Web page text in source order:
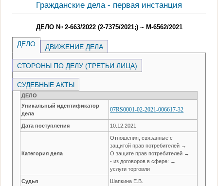
Гражданские дела - первая инстанция
ДЕЛО № 2-663/2022 (2-7375/2021;) ~ М-6562/2021
ДЕЛО ДВИЖЕНИЕ ДЕЛА
СТОРОНЫ ПО ДЕЛУ (ТРЕТЬИ ЛИЦА)
СУДЕБНЫЕ АКТЫ
ДЕЛО
Уникальный идентификатор
дела
07RS0001-02-2021-006617-32
Дата поступления 10.12.2021
Категория дела
Отношения, связанные с
защитой прав потребителей →
О защите прав потребителей →
- из договоров в сфере: →
услуги торговли
Судья Шапкина Е.В.